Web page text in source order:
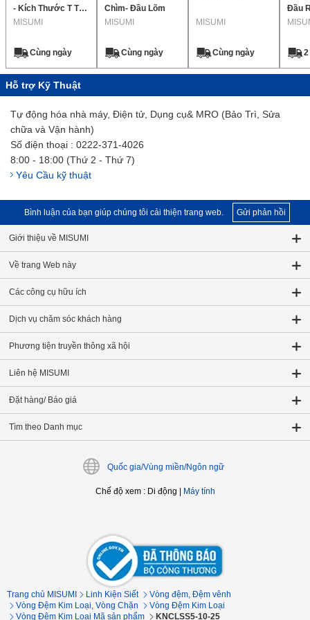
- Kích Thước T Tùy
Chọn, Lớp Chính
MISUMI
Cùng ngày
Chìm- Đầu Lõm
MISUMI
Cùng ngày
MISUMI
Cùng ngày
Đầu
Đầu
Hỗ trợ Kỹ Thuật
Tự động hóa nhà máy, Điện tử, Dụng cụ& MRO (Bảo Trì, Sửa
chữa và Vận hành)
Số điện thoại : 0222-371-4026
8:00 - 18:00 (Thứ 2 - Thứ 7)
Yêu Cầu kỹ thuật
Bình luận của bạn giúp chúng tôi cải thiện trang web. Gửi phản hồi
Giới thiệu về MISUMI
Về trang Web này
Các công cụ hữu ích
Dịch vụ chăm sóc khách hàng
Phương tiện truyền thông xã hội
Liên hệ MISUMI
Đặt hàng/ Báo giá
Tìm theo Danh mục
Quốc gia/Vùng miền/Ngôn ngữ
Chế độ xem: Di động Máy tính
Trang chủ MISUMI Linh Kiện Siết
Vòng đệm, Đệm vênh
Vòng Đệm Kim Loại, Vòng Chặn
Vòng Đệm Kim Loại
Vòng Đệm Kim Loại Mã sản phẩm
KNCLSS5-10-25